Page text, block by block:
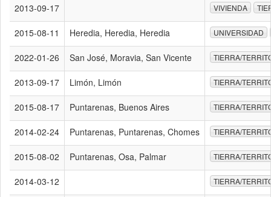
2013-09-17
VIVIENDA
2015-08-11 Heredia, Heredia, Heredia UNIVERSIDAD
2022-01-26 San José, Moravia, San Vicente TIERRA/
2013-09-17 Limón, Limón TIERRA/
2015-08-17 Puntarenas, Buenos Aires TIERRA/
2014-02-24 Puntarenas, Puntarenas, Chomes TIERRA/
2015-08-02 Puntarenas, Osa, Palmar TIERRA/
2014-03-12 TIERRA/